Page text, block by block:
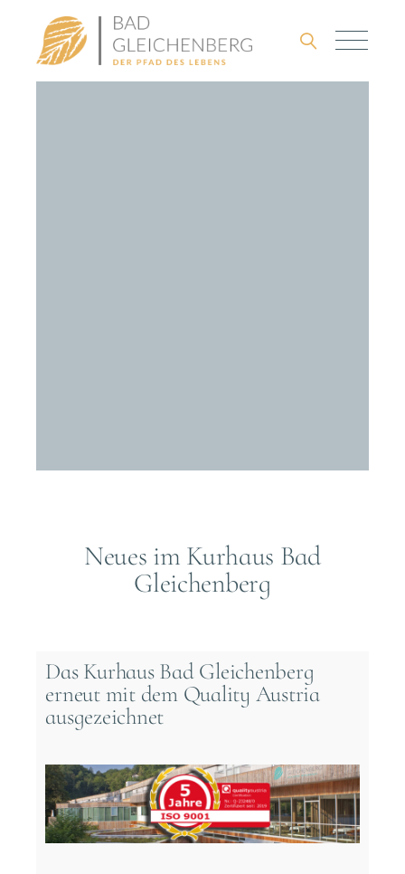
Neues im Kurhaus Bad
Gleichenberg
Das Kurhaus Bad Gleichenberg
erneut mit dem Quality Austria
ausgezeichnet